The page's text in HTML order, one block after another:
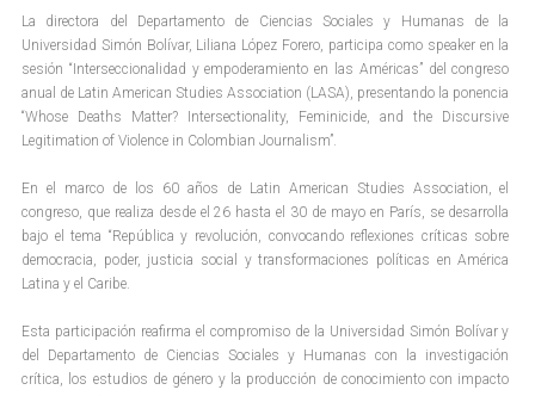
La directora del Departamento de Ciencias Sociales y Humanas de la
Universidad Simón Bolívar, Liliana López Forero, participa como speaker en la
sesión “Interseccionalidad y empoderamiento en las Américas” del congreso
anual de Latin American Studies Association (LASA), presentando la ponencia
“Whose Deaths Matter? Intersectionality, Feminicide, and the Discursive
Legitimation of Violence in Colombian Journalism”.
En el marco de los 60 años de Latin American Studies Association, el
congreso, que realiza desde el 26 hasta el 30 de mayo en París, se desarrolla
bajo el tema “República y revolución, convocando reflexiones críticas sobre
democracia, poder, justicia social y transformaciones políticas en América
Latina y el Caribe.
Esta participación reafirma el compromiso de la Universidad Simón Bolívar y
del Departamento de Ciencias Sociales y Humanas con la investigación
crítica, los estudios de género y la producción de conocimiento con impacto